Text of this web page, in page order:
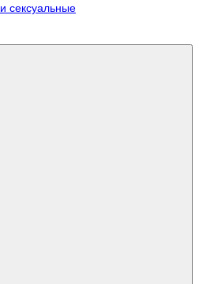
сексуальные